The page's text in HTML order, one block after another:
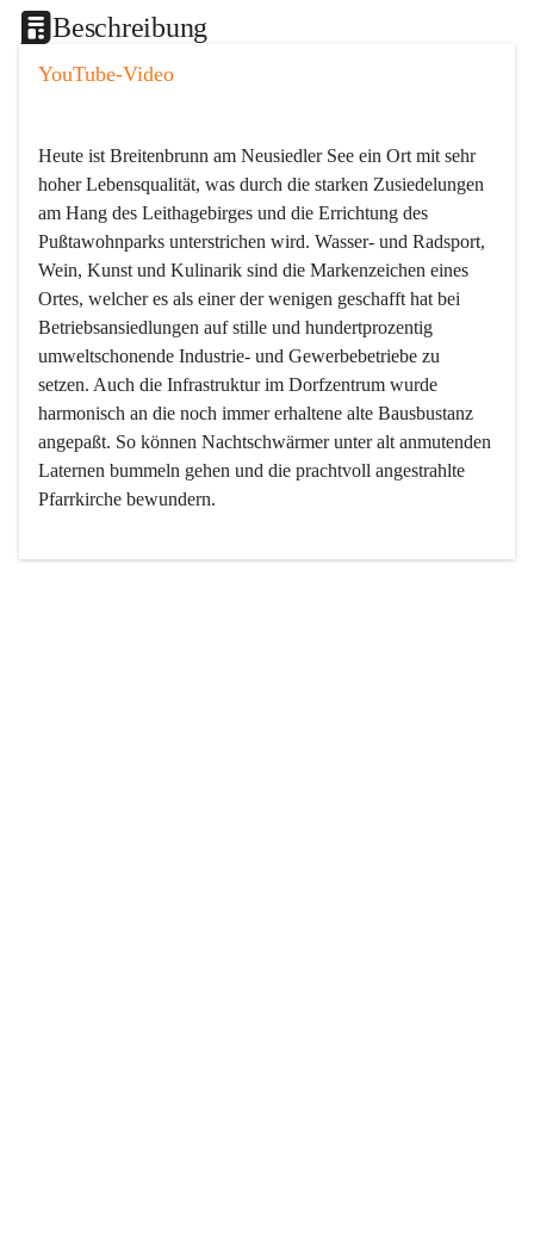
Beschreibung
YouTube-Video
Heute ist Breitenbrunn am Neusiedler See ein Ort mit sehr
hoher Lebensqualität, was durch die starken Zusiedelungen
am Hang des Leithagebirges und die Errichtung des
Pußtawohnparks unterstrichen wird. Wasser- und Radsport,
Wein, Kunst und Kulinarik sind die Markenzeichen eines
Ortes, welcher es als einer der wenigen geschafft hat bei
Betriebsansiedlungen auf stille und hundertprozentig
umweltschonende Industrie- und Gewerbebetriebe zu
setzen. Auch die Infrastruktur im Dorfzentrum wurde
harmonisch an die noch immer erhaltene alte Bausbustanz
angepaßt. So können Nachtschwärmer unter alt anmutenden
Laternen bummeln gehen und die prachtvoll angestrahlte
Pfarrkirche bewundern.
Der Weinbau dominert heute nicht mehr, ist aber integrativer